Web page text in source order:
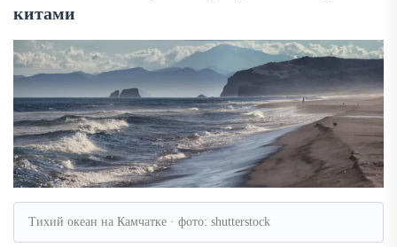
китами
Тихий океан на Камчатке · фото: shutterstock